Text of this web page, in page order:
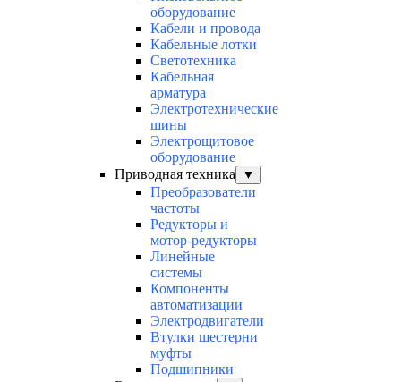
оборудование
Кабели и провода
Кабельные лотки
Светотехника
Кабельная
арматура
Электротехнические
шины
Электрощитовое
оборудование
Приводная техника
▼
Преобразователи
частоты
Редукторы и
мотор-редукторы
Линейные
системы
Компоненты
автоматизации
Электродвигатели
Втулки шестерни
муфты
Подшипники